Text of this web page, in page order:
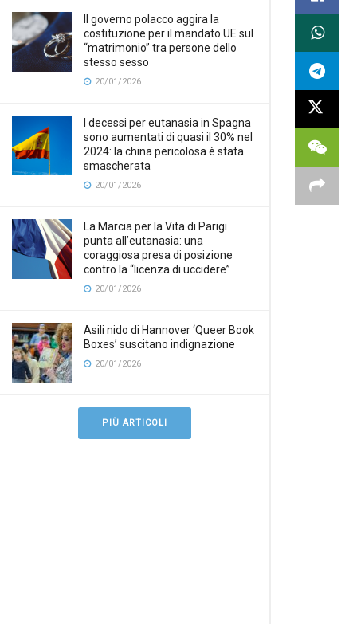
Il governo polacco aggira la
costituzione per il mandato UE sul
“matrimonio” tra persone dello
stesso sesso
20/01/2026
I decessi per eutanasia in Spagna
sono aumentati di quasi il 30% nel
2024: la china pericolosa è stata
smascherata
20/01/2026
La Marcia per la Vita di Parigi
punta all’eutanasia: una
coraggiosa presa di posizione
contro la “licenza di uccidere”
20/01/2026
Asili nido di Hannover ‘Queer Book
Boxes’ suscitano indignazione
20/01/2026
PIÙ ARTICOLI